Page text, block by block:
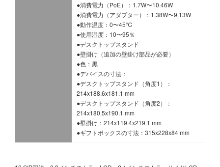
●消費電力（PoE）：1.7W〜10.46W
●消費電力（アダプター）：1.38W〜9.13W
●動作温度：0〜45℃
●使用湿度：10〜95％
●デスクトップスタンド
●壁掛け（追加の壁掛け部品が必要）
●色：黒
●デバイスの寸法：
●デスクトップスタンド（角度1）：
214x188.6x181.1 mm
●デスクトップスタンド（角度2）：
214x180.5x190.1 mm
●壁掛け：214x119.4x219.1 mm
●ギフトボックスの寸法：315x228x84 mm